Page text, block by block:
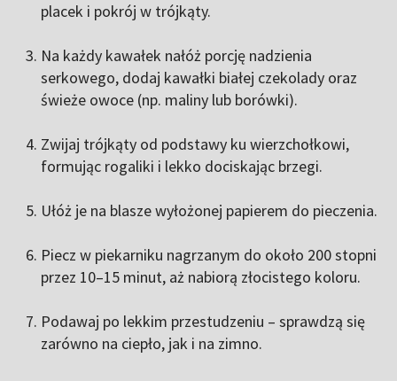
placek i pokrój w trójkąty.
Na każdy kawałek nałóż porcję nadzienia
serkowego, dodaj kawałki białej czekolady oraz
świeże owoce (np. maliny lub borówki).
Zwijaj trójkąty od podstawy ku wierzchołkowi,
formując rogaliki i lekko dociskając brzegi.
Ułóż je na blasze wyłożonej papierem do pieczenia.
Piecz w piekarniku nagrzanym do około 200 stopni
przez 10–15 minut, aż nabiorą złocistego koloru.
Podawaj po lekkim przestudzeniu – sprawdzą się
zarówno na ciepło, jak i na zimno.